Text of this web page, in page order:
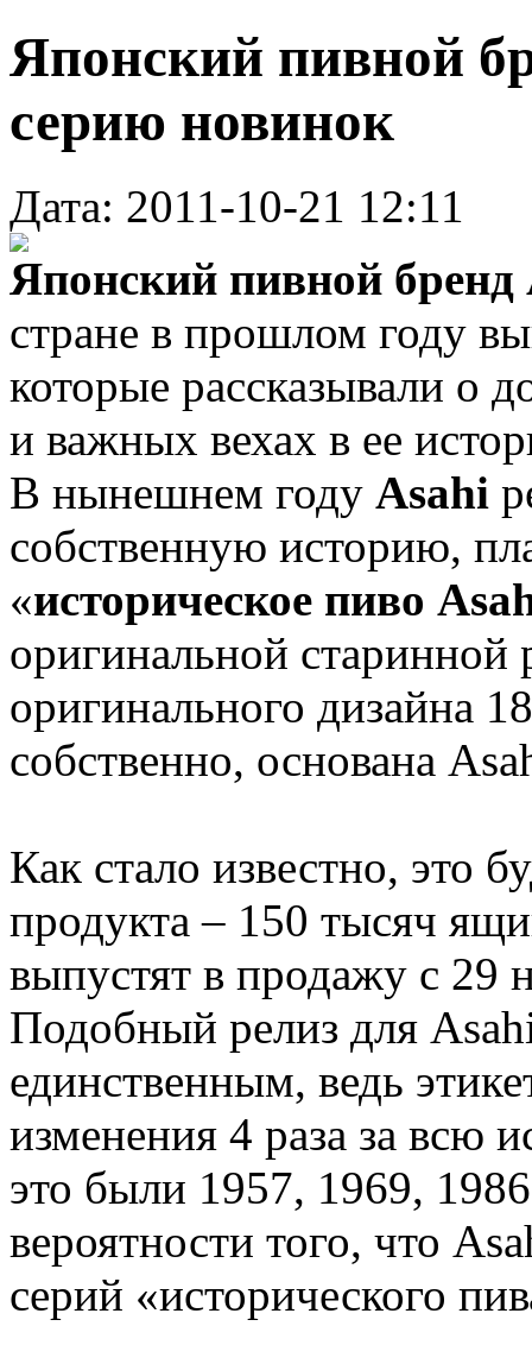
Японский пивной
серию новинок
Дата: 2011-10-21 12:11
Японский пивной бренд
стране в прошлом году
которые рассказывали о
и важных вехах в ее
В нынешнем году Asahi
собственную историю,
«историческое пиво
оригинальной старинной
оригинального дизайна
собственно, основана
Как стало известно, это
продукта – 150 тысяч
выпустят в продажу с 29
Подобный релиз для
единственным, ведь
изменения 4 раза за всю
это были 1957, 1969,
вероятности того, что
серий «исторического